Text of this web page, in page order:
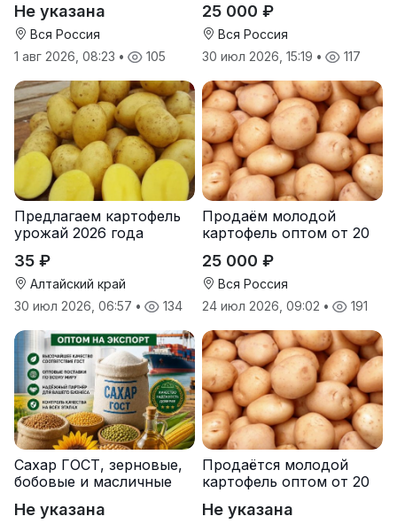
Экспорт
Не указана
Вся Россия
1 авг 2026, 08:23 • 105
25 000 ₽
Вся Россия
30 июл 2026, 15:19 • 117
Предлагаем картофель
урожай 2026 года
35 ₽
Алтайский край
30 июл 2026, 06:57 • 134
Продаём молодой
картофель оптом от 20
25 000 ₽
Вся Россия
24 июл 2026, 09:02 • 191
Сахар ГОСТ, зерновые,
бобовые и масличные
Не указана
Продаётся молодой
картофель оптом от 20
Не указана